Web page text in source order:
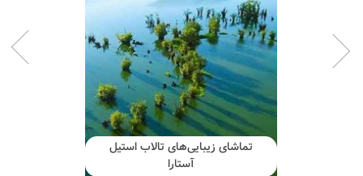
تماشای زیبایی‌های تالاب استیل
آستارا